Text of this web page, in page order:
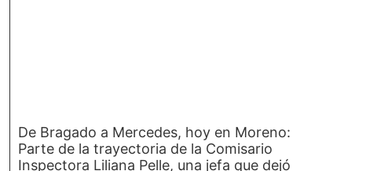
De Bragado a Mercedes, hoy en Moreno:
Parte de la trayectoria de la Comisario
Inspectora Liliana Pelle, una jefa que dejó